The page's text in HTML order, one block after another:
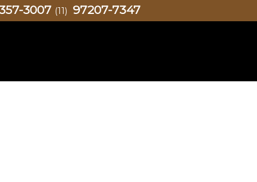
3007 (11) 97207-7347